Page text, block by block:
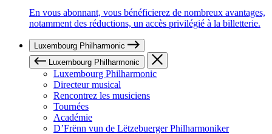
En vous abonnant, vous bénéficierez de nombreux avantages,
notamment des réductions, un accès privilégié à la billetterie.
Luxembourg Philharmonic
Luxembourg Philharmonic
Luxembourg Philharmonic
Directeur musical
Rencontrez les musiciens
Tournées
Académie
D’Frënn vun de Lëtzebuerger Philharmoniker